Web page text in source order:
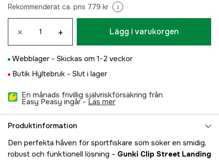
Rekommenderat ca. pris 779 kr i
× + Lägg i varukorgen
Webblager - Skickas om 1-2 veckor
Butik Hyltebruk - Slut i lager
En månads frivillig självriskförsäkring från
Easy Peasy ingår - läs mer
Produktinformation
Den perfekta håven för sportfiskare som söker en smidig,
robust och funktionell lösning – Gunki Clip Street Landing